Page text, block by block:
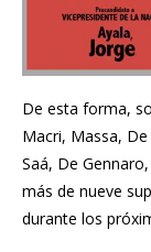
De esta forma,
Macri, Massa,
Saá, De
más de nueve
durante los